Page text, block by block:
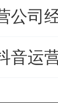
公司
音运